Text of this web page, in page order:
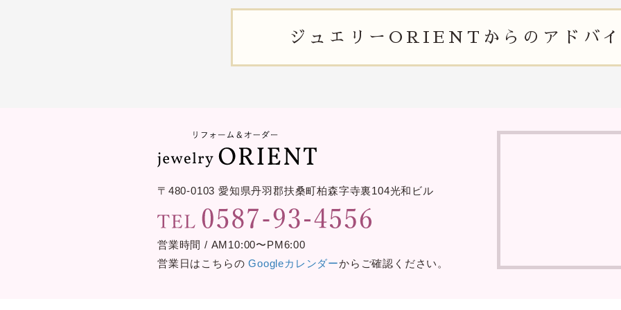
ジュエリー ORIENTからの アドバ
〒480-0103愛知県丹羽郡扶桑町柏森字寺裏104光和ビル
営業時間 / AM10:00〜PM6:00
営業日はこちらのGoogleカレンダーからご確認ください。